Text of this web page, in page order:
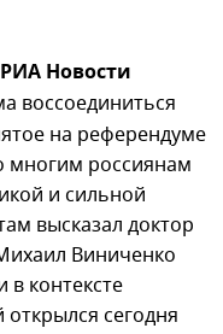
Новости
воссоединиться
на референдуме
многим россиянам
и сильной
высказал доктор
Виниченко
контексте
сегодня